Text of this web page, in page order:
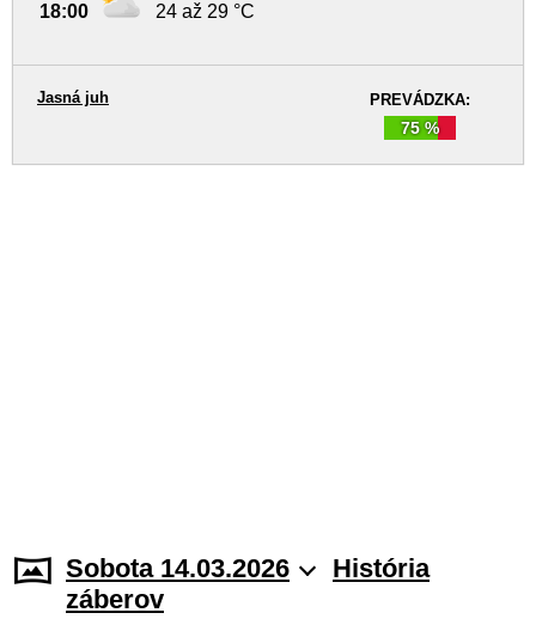
18:00 24 až 29 °C
PREVÁDZKA:
75 %
Jasná juh
Sobota 14.03.2026
História
záberov